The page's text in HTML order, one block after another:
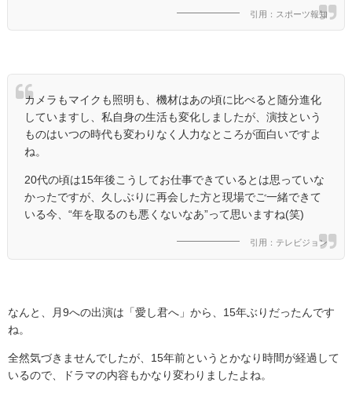
引用：スポーツ報知
カメラもマイクも照明も、機材はあの頃に比べると随分進化
していますし、私自身の生活も変化しましたが、演技という
ものはいつの時代も変わりなく人力なところが面白いですよ
ね。
20代の頃は15年後こうしてお仕事できているとは思っていな
かったですが、久しぶりに再会した方と現場でご一緒できて
いる今、“年を取るのも悪くないなあ”って思いますね(笑)
引用：テレビジョン
なんと、月 9への出演は「愛し君へ」から、 15年ぶりだったんです
ね。
全然気づきませんでしたが、 15年前というとかなり時間が経過して
いるので、ドラマの内容もかなり変わりましたよね。